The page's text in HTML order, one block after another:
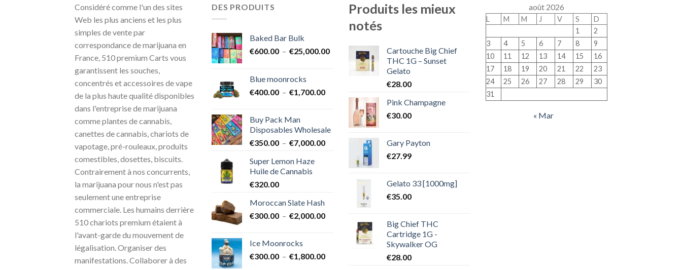
Considéré comme l'un des sites
Web les plus anciens et les plus
simples de vente par
correspondance de marijuana en
France, 510 premium Carts vous
garantissent les souches,
concentrés et accessoires de vape
de la plus haute qualité disponibles
dans l'entreprise de marijuana
comme plantes de cannabis,
canettes de cannabis, chariots de
vapotage, pré-rouleaux, produits
comestibles, dosettes, biscuits.
Contrairement à nos concurrents,
la marijuana pour nous n'est pas
seulement une entreprise
commerciale. Les humains derrière
510 chariots premium étaient à
l'avant-garde du mouvement de
légalisation. Organiser des
manifestations. Collaborer à des
DES PRODUITS
Baked Bar Bulk
€600.00 – €25,000.00Plage
€25,000.00
Blue moonrocks
€400.00 – €1,700.00Plage
€400.00
à
€1,700.00
Buy Pack Man
Disposables Wholesale
€350.00 – €7,000.00Plage
Super Lemon Haze
Huile de Cannabis
€320.00
Moroccan Slate Hash
€300.00 – €2,000.00Plage
à
Ice Moonrocks
€300.00 – €1,800.00Plage
Produits les mieux
notés
Cartouche Big Chief
THC 1G – Sunset
Gelato
€28.00
Pink Champagne
€30.00
Gary Payton
€27.99
Gelato 33 [1000mg]
€35.00
Big Chief THC
Cartridge 1G -
Skywalker OG
€28.00
août 2026
L M M J V S
D
1
2
3
4 5 6 7 8
9
10
11 12 13 14 15
16
17
18 19 20 21 22
23
24
25 26 27 28 29
30
31
« Mar